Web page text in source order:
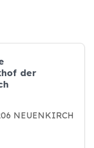
der
NEUENKIRCH